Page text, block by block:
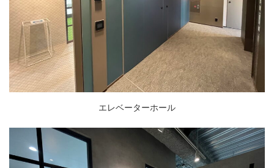
エレベーターホール